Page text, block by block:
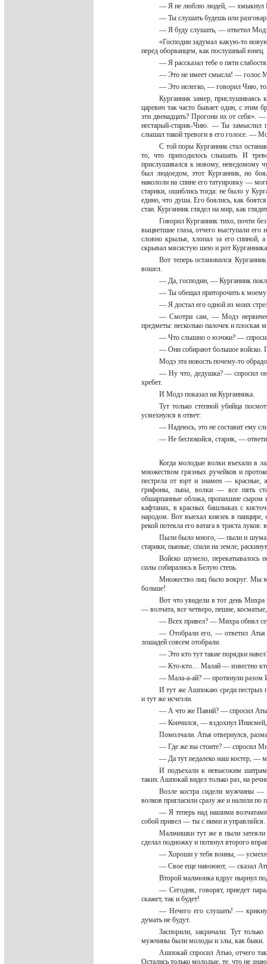
— Я не люблю людей, — хмыкнул
— Ты слушать будешь или
— Я буду слушать, — ответил
«Господин задумал какую-то
перед оборванцем, как послушный юнец.
— Я рассказал тебе о пяти
— Это не имеет смысла! — голос
— Это нелегко, — говорил Чию,
Курганник замер, прислушиваясь
царевич так часто бывает один, с этим
эти двенадцать? Прогони их от
нестарый-старик-Чию. — Ты замыслил
слышал такой тревоги в его голосе. —
С той поры Курганник стал
то, что приходилось слышать. И
прислушивался к новому, неведомому
был людоедом, этот Курганник, но
накололи на спине его татуировку —
старики, ошиблись тогда: не было у
едино, что душа. Его боялись, как
стаи. Курганник глядел на мир, как
Говорил Курганник тихо, почти
выцветшие глаза, отчего выступали
словно крылья, хлопал за его спиной,
скрывал мясистую шею и рот
Вот теперь остановился
вошел.
— Да, господин, — Курганник
— Ты обещал приторочить к моему
— Я достал его одной из моих
— Смотри сам, — Модэ
предметы: несколько палочек и
— Что слышно о юэчжи? — спросил
— Они собирают большое войско.
Модэ эта новость почему-то
— Ну что, дедушка? — спросил
хребет.
И Модэ показал на Курганника.
Тут только степной убийца
усмехнулся в ответ:
— Надеюсь, это не составит ему
— Не беспокойся, старик, —
Когда молодые волки въехали в
множеством грязных ручейков и
пестрела от юрт и знамен — красные,
грифоны, львы, волки — все пять
обшарпанные облака, пропахшие сыром
кафтанах, в красных башлыках с
народом. Вот выехал князек в
рекой потекла его ватага в триста
Пыли было много, — пыли и шума, —
старики, пьяные, спали на земле,
Войско шумело, перекатывалось
силы собирались в Белую степь.
Множество лиц было вокруг. Мы
больше!
Вот что увидели в тот день
— волчата, все четверо, пешие,
— Всех привел? — Михра обнял
— Отобрали его, — ответил
лошадей совсем отобрали.
— Это кто тут такие порядки
— Кто-кто… Малай — известно
— Мала-а-ай? — протянули
И тут же Ашпокаю среди пестрых
и тут же исчезли.
— А что же Павий? — спросил
— Кончился, — вздохнул
Помолчали. Атья отвернулся,
— Где же вы стоите? — спросил
— Да тут недалеко наш костер, —
И подъехали к невысоким
таких Ашпокай видел только раз, на
Возле костра сидели мужчины —
волков пригласили сразу же и налили по
— Я теперь над нашими
собой привел — ты с ними и
Мальчишки тут же в пыли затеяли
сделал подножку и потянул второго
— Хороши у тебя воины, —
— Свое еще навоюют, — сказал
Второй мальчонка вдруг нырнул
— Сегодня, говорят, приедет
скажет, так и будет!
— Нечего его слушать! —
думать не будут.
Заспорили, закричали. Тут
мужчины были молоды и злы, как быки.
Ашпокай спросил Атью, отчего
Остались только молодые, те, что не